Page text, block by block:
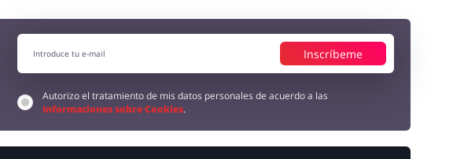
Inscríbeme
Autorizo el tratamiento de mis datos personales de acuerdo a las
Informaciones sobre Cookies.